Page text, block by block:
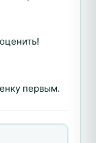
первым.